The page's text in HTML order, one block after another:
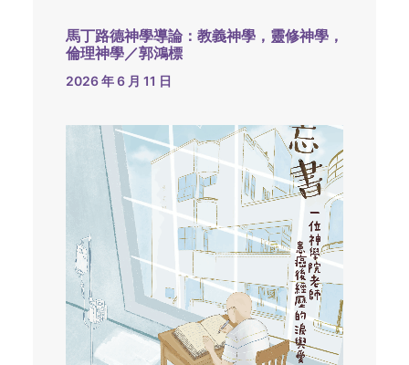
馬丁路德神學導論：教義神學，靈修神學，
倫理神學／郭鴻標
2026 年 6 月 11 日